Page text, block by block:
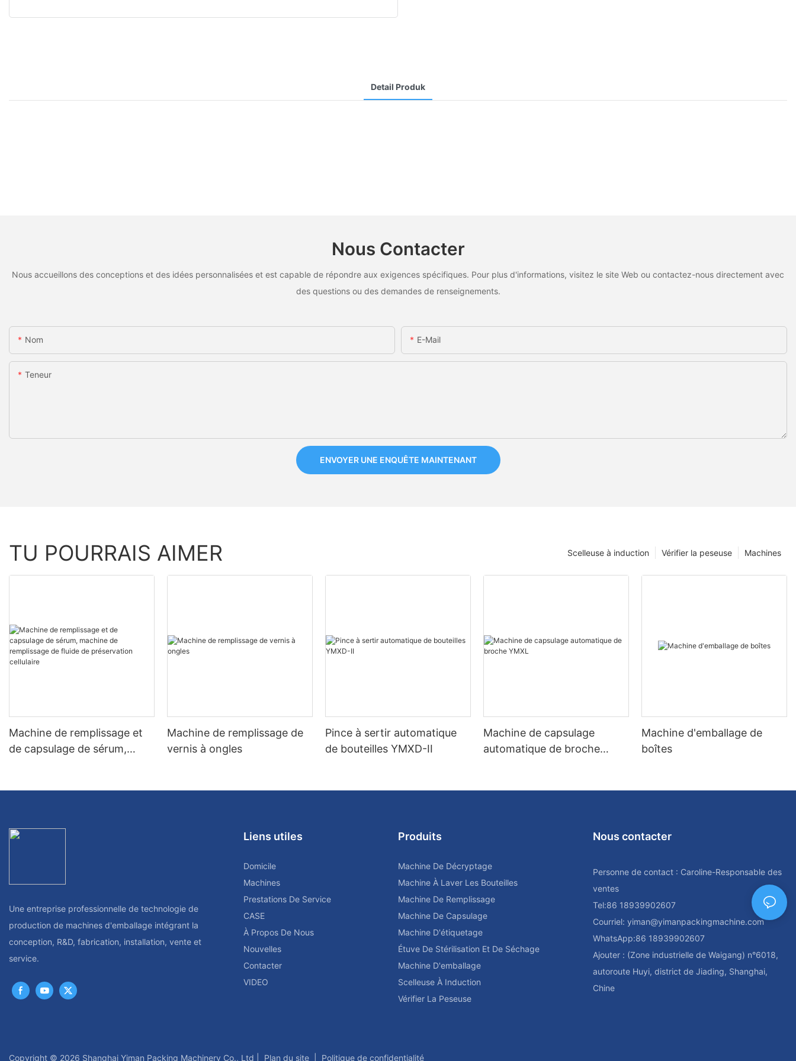
Detail Produk
Nous Contacter
Nous accueillons des conceptions et des idées personnalisées et est capable de répondre aux exigences spécifiques. Pour plus d'informations, visitez le site Web ou contactez-nous directement avec
des questions ou des demandes de renseignements.
Nom E-Mail
Teneur
ENVOYER UNE ENQUÊTE MAINTENANT
TU POURRAIS AIMER Machines
Vérifier la peseuse
Scelleuse à induction
Machine de remplissage et
de capsulage de sérum,
Machine de remplissage de
vernis à ongles
Pince à sertir automatique
de bouteilles YMXD-II
Machine de capsulage
automatique de broche
Machine d'emballage de
boîtes
Une entreprise professionnelle de technologie de
production de machines d'emballage intégrant la
conception, R&D, fabrication, installation, vente et
service.
Liens utiles
Domicile
Machines
Prestations De Service
CASE
À Propos De Nous
Nouvelles
Contacter
VIDEO
Produits
Machine De Décryptage
Machine À Laver Les Bouteilles
Machine De Remplissage
Machine De Capsulage
Machine D'étiquetage
Étuve De Stérilisation Et De Séchage
Machine D'emballage
Scelleuse À Induction
Vérifier La Peseuse
Nous contacter
Personne de contact : Caroline-Responsable des
ventes
Tel:86 18939902607
Courriel: yiman@yimanpackingmachine.com
WhatsApp:86 18939902607
Ajouter : (Zone industrielle de Waigang) n°6018,
autoroute Huyi, district de Jiading, Shanghai,
Chine
Copyright © 2026 Shanghai Yiman Packing Machinery Co., Ltd | Plan du site Politique de confidentialité